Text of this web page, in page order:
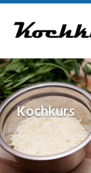
content
Kochkurs